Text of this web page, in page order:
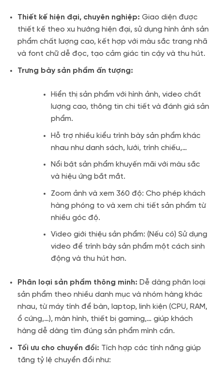
Thiết kế hiện đại, chuyên nghiệp: Giao diện được
thiết kế theo xu hướng hiện đại, sử dụng hình ảnh sản
phẩm chất lượng cao, kết hợp với màu sắc trang nhã
và font chữ dễ đọc, tạo cảm giác tin cậy và thu hút.
Trưng bày sản phẩm ấn tượng:
Hiển thị sản phẩm với hình ảnh, video chất
lượng cao, thông tin chi tiết và đánh giá sản
phẩm.
Hỗ trợ nhiều kiểu trình bày sản phẩm khác
nhau như danh sách, lưới, trình chiếu,…
Nổi bật sản phẩm khuyến mãi với màu sắc
và hiệu ứng bắt mắt.
Zoom ảnh và xem 360 độ: Cho phép khách
hàng phóng to và xem chi tiết sản phẩm từ
nhiều góc độ.
Video giới thiệu sản phẩm: (Nếu có) Sử dụng
video để trình bày sản phẩm một cách sinh
động và thu hút hơn.
Phân loại sản phẩm thông minh: Dễ dàng phân loại
sản phẩm theo nhiều danh mục và nhóm hàng khác
nhau, từ máy tính để bàn, laptop, linh kiện (CPU, RAM,
ổ cứng,…), màn hình, thiết bị gaming,… giúp khách
hàng dễ dàng tìm đúng sản phẩm mình cần.
Tối ưu cho chuyển đổi: Tích hợp các tính năng giúp
tăng tỷ lệ chuyển đổi như: